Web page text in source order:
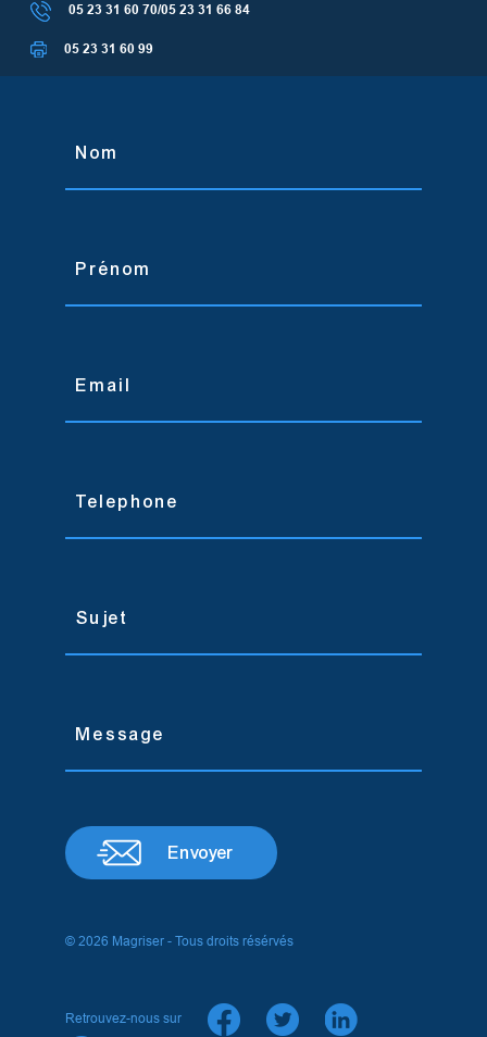
05 23 31 60 70/05 23 31 66 84
05 23 31 60 99
Envoyer
© 2026 Magriser - Tous droits résérvés
Retrouvez-nous sur